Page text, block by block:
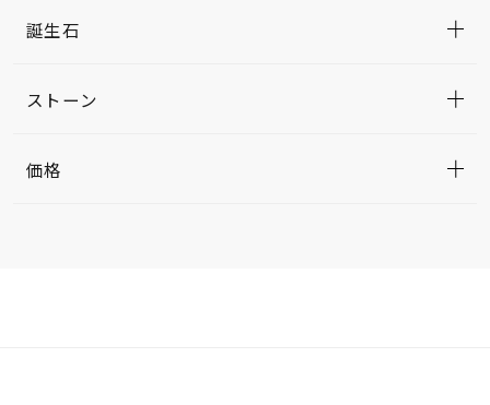
誕生石
ストーン
価格